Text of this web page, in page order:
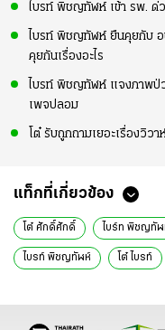
ไบรท์ พิชญทัฬห์ เข้า รพ. ด่
ไบรท์ พิชญทัฬห์ ยืนคุยกับ
คุยกันเรื่องอะไร
ไบรท์ พิชญทัฬห์ แจงภาพป่
เพจปลอม
โต๋ รับถูกถามเยอะเรื่องวิ
แท็กที่เกี่ยวข้อง
โต๋ ศักดิ์ศักดิ์ ไบร์ท พิชญทัฬ
ไบรท์ พิชญทัฬห์ โต๋ ไบรท์